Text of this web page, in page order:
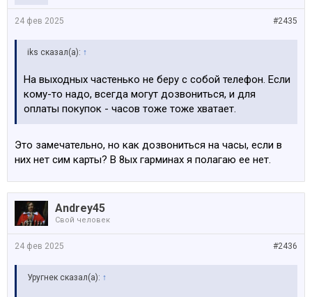
#2435
24 фев 2025
iks сказал(а): ↑
На выходных частенько не беру с собой телефон. Если
кому-то надо, всегда могут дозвониться, и для
оплаты покупок - часов тоже тоже хватает.
Это замечательно, но как дозвониться на часы, если в
них нет сим карты? В 8ых гарминах я полагаю ее нет.
Andrey45
Свой человек
#2436
24 фев 2025
Уругнек сказал(а): ↑